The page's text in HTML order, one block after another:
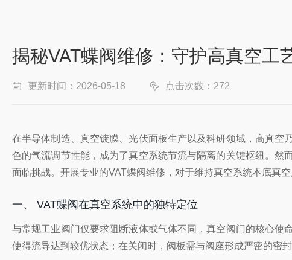
揭秘VAT蝶阀维修：守护高真空工
更新时间：2026-05-18 点击次数：272
在半导体制造、真空镀膜、光伏面板生产以及科研领域，高真
色的气流调节性能，成为了真空系统节流与隔离的关键枢纽。
面临挑战。开展专业的VAT蝶阀维修，对于维持真空系统本底真
一、 VAT蝶阀在真空系统中的独特定位
与常规工业阀门仅要求阻断液体或气体不同，真空阀门的核心
使得流导达到较优状态；在关闭时，阀板需与阀座形成严密的密